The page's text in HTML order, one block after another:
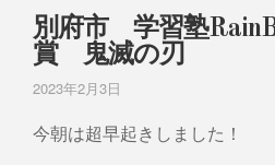
別府市 学習塾
賞 鬼滅の刃
2023年2月3日
今朝は超早起きしました！